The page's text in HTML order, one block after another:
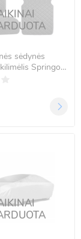
sėdynės
Springos